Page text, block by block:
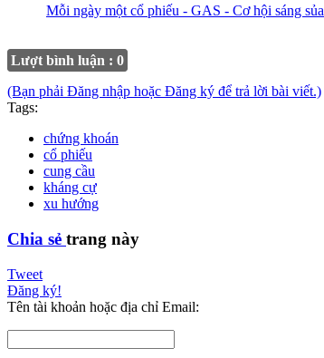
Mỗi ngày một cổ phiếu - GAS - Cơ hội sáng sủa
Lượt bình luận : 0
(Bạn phải Đăng nhập hoặc Đăng ký để trả lời bài viết.)
Tags:
chứng khoán
cổ phiếu
cung cầu
kháng cự
xu hướng
Chia sẻ trang này
Tweet
Đăng ký!
Tên tài khoản hoặc địa chỉ Email: